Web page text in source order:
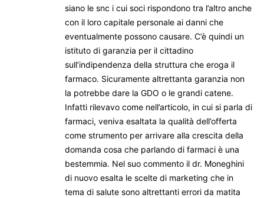
siano le snc i cui soci rispondono tra l’altro anche
con il loro capitale personale ai danni che
eventualmente possono causare. C’è quindi un
istituto di garanzia per il cittadino
sull’indipendenza della struttura che eroga il
farmaco. Sicuramente altrettanta garanzia non
la potrebbe dare la GDO o le grandi catene.
Infatti rilevavo come nell’articolo, in cui si parla di
farmaci, veniva esaltata la qualità dell’offerta
come strumento per arrivare alla crescita della
domanda cosa che parlando di farmaci è una
bestemmia. Nel suo commento il dr. Moneghini
di nuovo esalta le scelte di marketing che in
tema di salute sono altrettanti errori da matita